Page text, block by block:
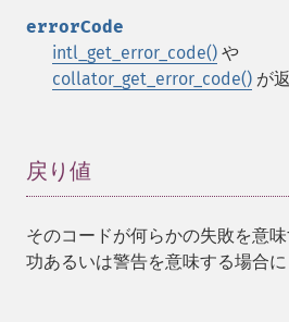
errorCode
intl_get_error_code() や
collator_get_error_code() が
戻り値
そのコードが何らかの失敗を意
功あるいは警告を意味する場合に